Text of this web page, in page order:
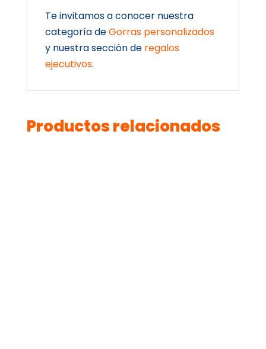
Te invitamos a conocer nuestra
categoría deGorras personalizados
y nuestra sección de regalos
ejecutivos.
Productos relacionados